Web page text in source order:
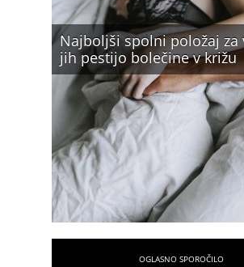
Najboljši spolni položaj za
jih pestijo bolečine v križu